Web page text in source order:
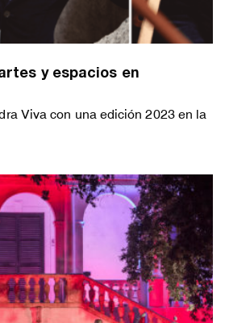
y espacios en
Viva con una edición 2023 en la